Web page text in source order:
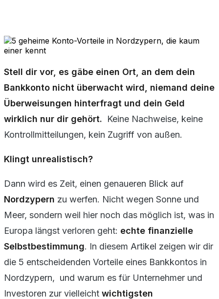
Stell dir vor, es gäbe einen Ort, an dem dein
Bankkonto nicht überwacht wird, niemand deine
Überweisungen hinterfragt und dein Geld
wirklich nur dir gehört.
Keine Nachweise, keine
Kontrollmitteilungen, kein Zugriff von außen.
Klingt unrealistisch?
Dann wird es Zeit, einen genaueren Blick auf
Nordzypern zu werfen. Nicht wegen Sonne und
Meer, sondern weil hier noch das möglich ist, was in
Europa längst verloren geht: echte finanzielle
Selbstbestimmung. In diesem Artikel zeigen wir dir
die 5 entscheidenden Vorteile eines Bankkontos in
Nordzypern, und warum es für Unternehmer und
Investoren zur vielleicht wichtigsten